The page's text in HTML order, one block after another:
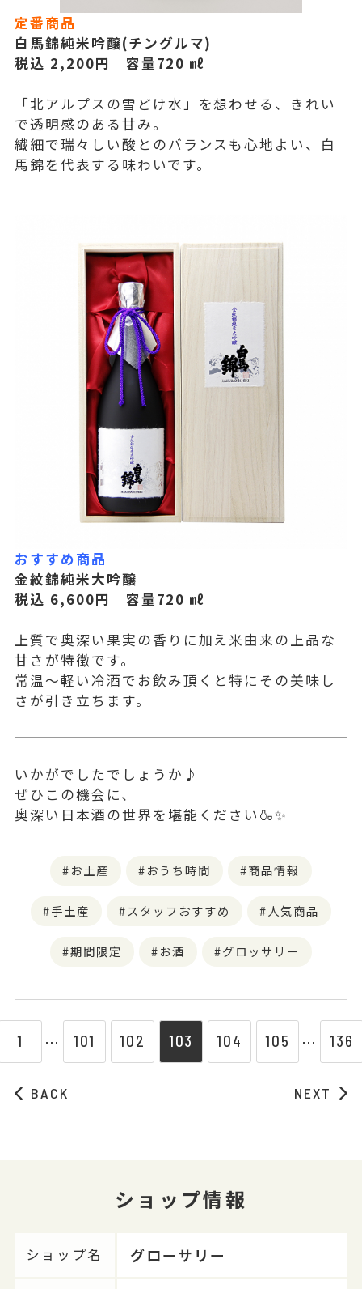
定番商品
白馬錦純米吟醸(チングルマ)
税込 2,200円 容量720 ㎖
「北アルプスの雪どけ水」を想わせる、きれい
で透明感のある甘み。
繊細で瑞々しい酸とのバランスも心地よい、白
馬錦を代表する味わいです。
おすすめ商品
金紋錦純米大吟醸
税込 6,600円 容量720 ㎖
上質で奥深い果実の香りに加え米由来の上品な
甘さが特徴です。
常温～軽い冷酒でお飲み頂くと特にその美味し
さが引き立ちます。
いかがでしたでしょうか♪
ぜひこの機会に、
奥深い日本酒の世界を堪能ください🍶✨
お土産 おうち時間 商品情報
手土産 スタッフおすすめ 人気商品
期間限定 お酒 グロッサリー
BACK
1 ⋯ 101 102 103 104 105 ⋯ 136
NEXT
ショップ情報
ショップ名 グローサリー